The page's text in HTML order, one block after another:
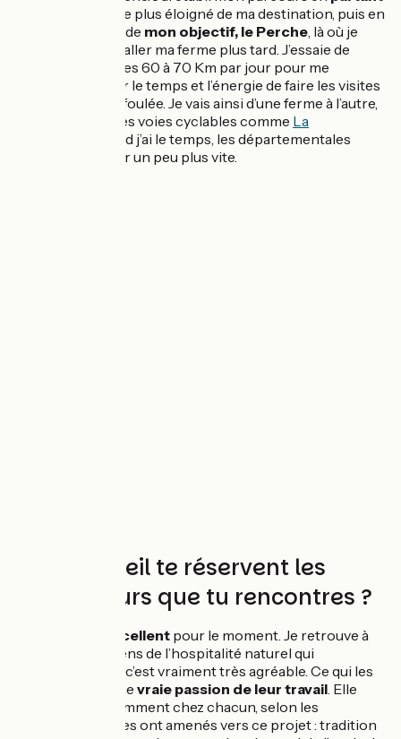
, le point le plus éloigné de ma destination, puis en
me rapprochant de mon objectif, le Perche, là où je
souhaiterais installer ma ferme plus tard. J’essaie de
tourner autour des 60 à 70 Km par jour pour me
permettre d’avoir le temps et l’énergie de faire les visites
de ferme dans la foulée. Je vais ainsi d’une ferme à l’autre,
en empruntant les voies cyclables comme La
quand j’ai le temps, les départementales
quand je dois aller un peu plus vite.
Quel accueil te réservent les
producteurs que tu rencontres ?
accueil est excellent pour le moment. Je retrouve à
chaque fois un sens de l’hospitalité naturel qui
m’impressionne, c’est vraiment très agréable. Ce qui les
rassemble est une vraie passion de leur travail. Elle
s’exprime différemment chez chacun, selon les
motivations qui les ont amenés vers ce projet : tradition